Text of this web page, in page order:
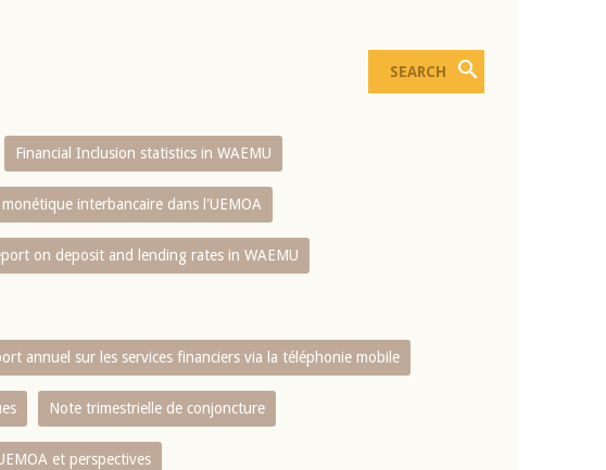
Financial Inclusion statistics in WAEMU
interbancaire dans l'UEMOA
on deposit and lending rates in WAEMU
annuel sur les services financiers via la téléphonie mobile
Note trimestrielle de conjoncture
et perspectives